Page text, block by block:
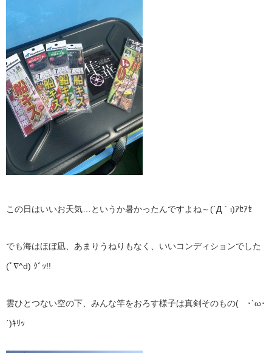
この日はいいお天気…というか暑かったんですよね～(´Д｀ι)ｱｾｱｾ
でも海はほぼ凪、あまりうねりもなく、いいコンディションでした
(ﾟ∇^d) ｸﾞｯ!!
雲ひとつない空の下、みんな竿をおろす様子は真剣そのもの( ･`ω･
´)ｷﾘｯ